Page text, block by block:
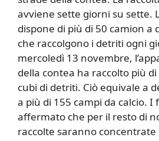
avviene sette giorni su sette.
dispone di più di 50 camion a
che raccolgono i detriti ogni
mercoledì 13 novembre,
della contea ha raccolto più
cubi di detriti. Ciò equivale a
a più di 155 campi da calcio.
affermato che per il resto di
raccolte saranno